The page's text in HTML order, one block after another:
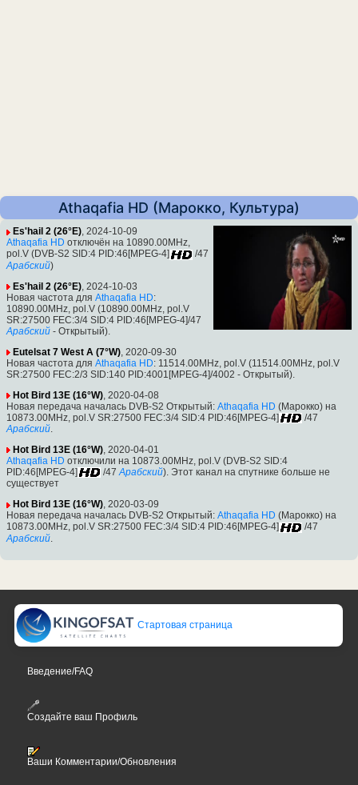
Athaqafia HD (Марокко, Культура)
Es'hail 2 (26°E), 2024-10-09
Athaqafia HD отключён на 10890.00MHz,
pol.V (DVB-S2 SID:4 PID:46[MPEG-4]
/47
Арабский)
Es'hail 2 (26°E) , 2024-10-03
Новая частота для Athaqafia HD:
10890.00MHz, pol.V (10890.00MHz, pol.V
SR:27500 FEC:3/4 SID:4 PID:46[MPEG-4]/47
Арабский - Открытый).
Eutelsat 7 West A (7°W) , 2020-09-30
Новая частота для Athaqafia HD: 11514.00MHz, pol.V (11514.00MHz, pol.V
SR:27500 FEC:2/3 SID:140 PID:4001[MPEG-4]/4002 - Открытый).
Hot Bird 13E (16°W) , 2020-04-08
Новая передача началась DVB-S2 Открытый: Athaqafia HD (Марокко) на
10873.00MHz, pol.V SR:27500 FEC:3/4 SID:4 PID:46[MPEG-4]
/47
Арабский.
Hot Bird 13E (16°W), 2020-04-01
Athaqafia HD отключили на 10873.00MHz, pol.V (DVB-S2 SID:4
PID:46[MPEG-4]
/47 Арабский). Этот канал на спутнике больше не
существует
Hot Bird 13E (16°W), 2020-03-09
Новая передача началась DVB-S2 Открытый: Athaqafia HD (Марокко) на
10873.00MHz, pol.V SR:27500 FEC:3/4 SID:4 PID:46[MPEG-4]
/47
Арабский
Стартовая страница
Введение/FAQ
Создайте ваш Профиль
Ваши Комментарии/Обновления